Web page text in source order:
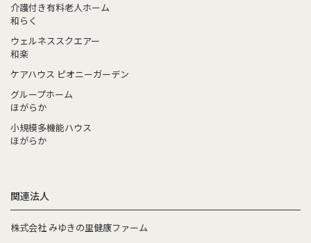
介護付き有料老人ホーム
和らく
ウェルネススクエアー
和楽
ケアハウス ピオニーガーデン
グループホーム
ほがらか
小規模多機能ハウス
ほがらか
関連法人
株式会社 みゆきの里健康ファーム